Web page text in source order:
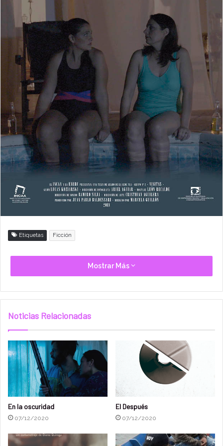
Etiquetas Ficción
Mostrar Más
Noticias Relacionadas
En la oscuridad
07/12/2020
El Después
07/12/2020